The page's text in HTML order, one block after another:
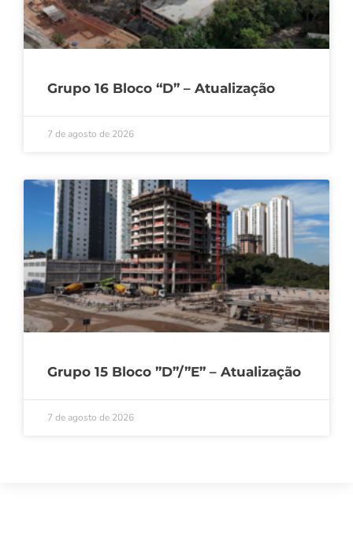
Grupo 16 Bloco “D” – Atualização
7 de agosto de 2026
Grupo 15 Bloco ”D”/”E” – Atualização
7 de agosto de 2026